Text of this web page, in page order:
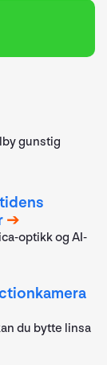
gunstig
optikk og AI-
du bytte linsa